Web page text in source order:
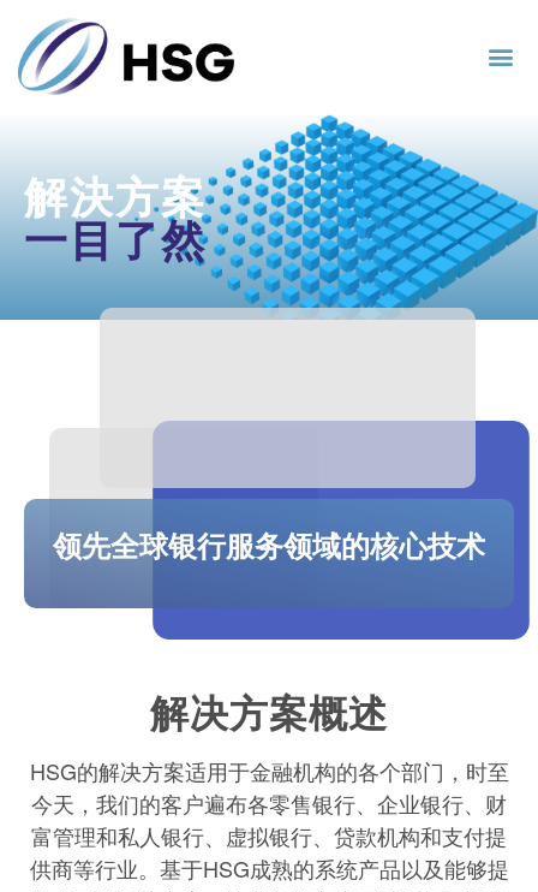
解決方案
一目了然
领先全球银行服务领域的核心技术
解决方案概述
HSG的解决方案适用于金融机构的各个部门，时至
今天，我们的客户遍布各零售银行、企业银行、财
富管理和私人银行、虚拟银行、贷款机构和支付提
供商等行业。基于HSG成熟的系统产品以及能够提